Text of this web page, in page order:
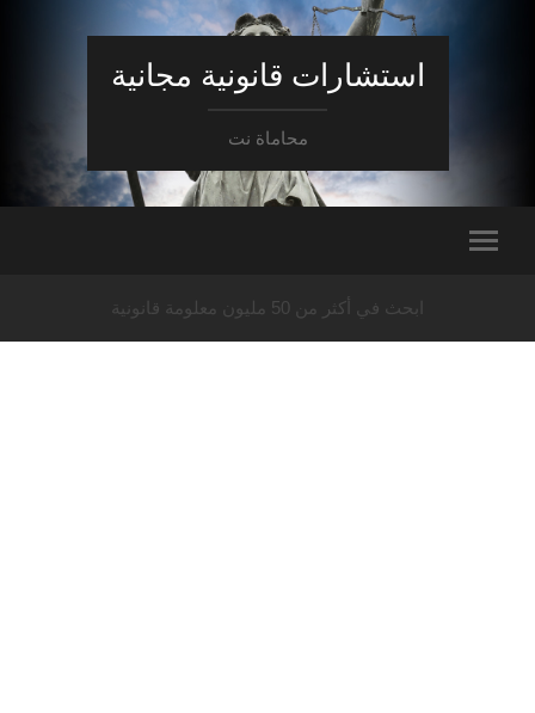
استشارات قانونية مجانية
محاماة نت
ابحث في أكثر من 50 مليون معلومة قانونية